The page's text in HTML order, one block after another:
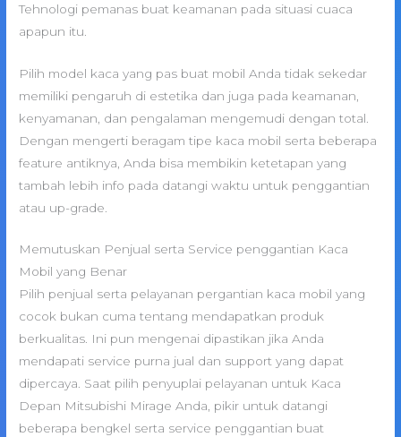
Tehnologi pemanas buat keamanan pada situasi cuaca
apapun itu.
Pilih model kaca yang pas buat mobil Anda tidak sekedar
memiliki pengaruh di estetika dan juga pada keamanan,
kenyamanan, dan pengalaman mengemudi dengan total.
Dengan mengerti beragam tipe kaca mobil serta beberapa
feature antiknya, Anda bisa membikin ketetapan yang
tambah lebih info pada datangi waktu untuk penggantian
atau up-grade.
Memutuskan Penjual serta Service penggantian Kaca
Mobil yang Benar
Pilih penjual serta pelayanan pergantian kaca mobil yang
cocok bukan cuma tentang mendapatkan produk
berkualitas. Ini pun mengenai dipastikan jika Anda
mendapati service purna jual dan support yang dapat
dipercaya. Saat pilih penyuplai pelayanan untuk Kaca
Depan Mitsubishi Mirage Anda, pikir untuk datangi
beberapa bengkel serta service penggantian buat